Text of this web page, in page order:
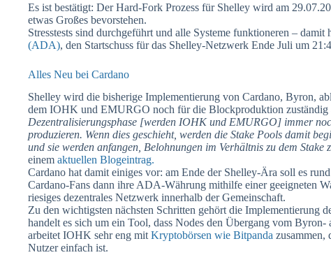
Es ist bestätigt: Der Hard-Fork Prozess für Shelley wird am
etwas Großes bevorstehen.
Stresstests sind durchgeführt und alle Systeme funktioneren –
(ADA), den Startschuss für das Shelley-Netzwerk Ende Juli um
Alles Neu bei Cardano
Shelley wird die bisherige Implementierung von Cardano, Byron,
dem IOHK und EMURGO noch für die Blockproduktion zuständig
Dezentralisierungsphase [werden IOHK und EMURGO] immer
produzieren. Wenn dies geschieht, werden die Stake Pools damit
und sie werden anfangen, Belohnungen im Verhältnis zu dem
einem aktuellen Blogeintrag.
Cardano hat damit einiges vor: am Ende der Shelley-Ära soll es
Cardano-Fans dann ihre ADA-Währung mithilfe einer geeigneten
riesiges dezentrales Netzwerk innerhalb der Gemeinschaft.
Zu den wichtigsten nächsten Schritten gehört die Implementierung
handelt es sich um ein Tool, dass Nodes den Übergang vom
arbeitet IOHK sehr eng mitKryptobörsen wie Bitpanda zusammen,
Nutzer einfach ist.